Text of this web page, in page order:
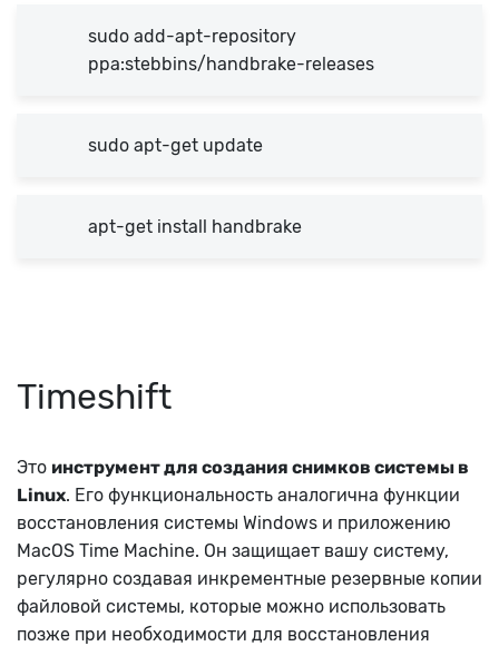
sudo add-apt-repository
ppa:stebbins/handbrake-releases
sudo apt-get update
apt-get install handbrake
Timeshift
Это инструмент для создания снимков системы в
Linux. Его функциональность аналогична функции
восстановления системы Windows и приложению
MacOS Time Machine. Он защищает вашу систему,
регулярно создавая инкрементные резервные копии
файловой системы, которые можно использовать
позже при необходимости для восстановления